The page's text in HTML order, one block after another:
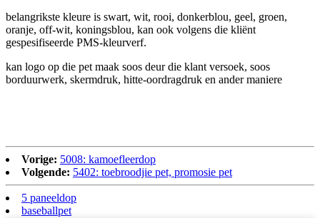
belangrikste kleure is swart, wit, rooi, donkerblou, geel, groen,
oranje, off-wit, koningsblou, kan ook volgens die kliënt
gespesifiseerde PMS-kleurverf.
kan logo op die pet maak soos deur die klant versoek, soos
borduurwerk, skermdruk, hitte-oordragdruk en ander maniere
Vorige: 5008: kamoefleerdop
Volgende: 5402: toebroodjie pet, promosie pet
5 paneeldop
baseballpet